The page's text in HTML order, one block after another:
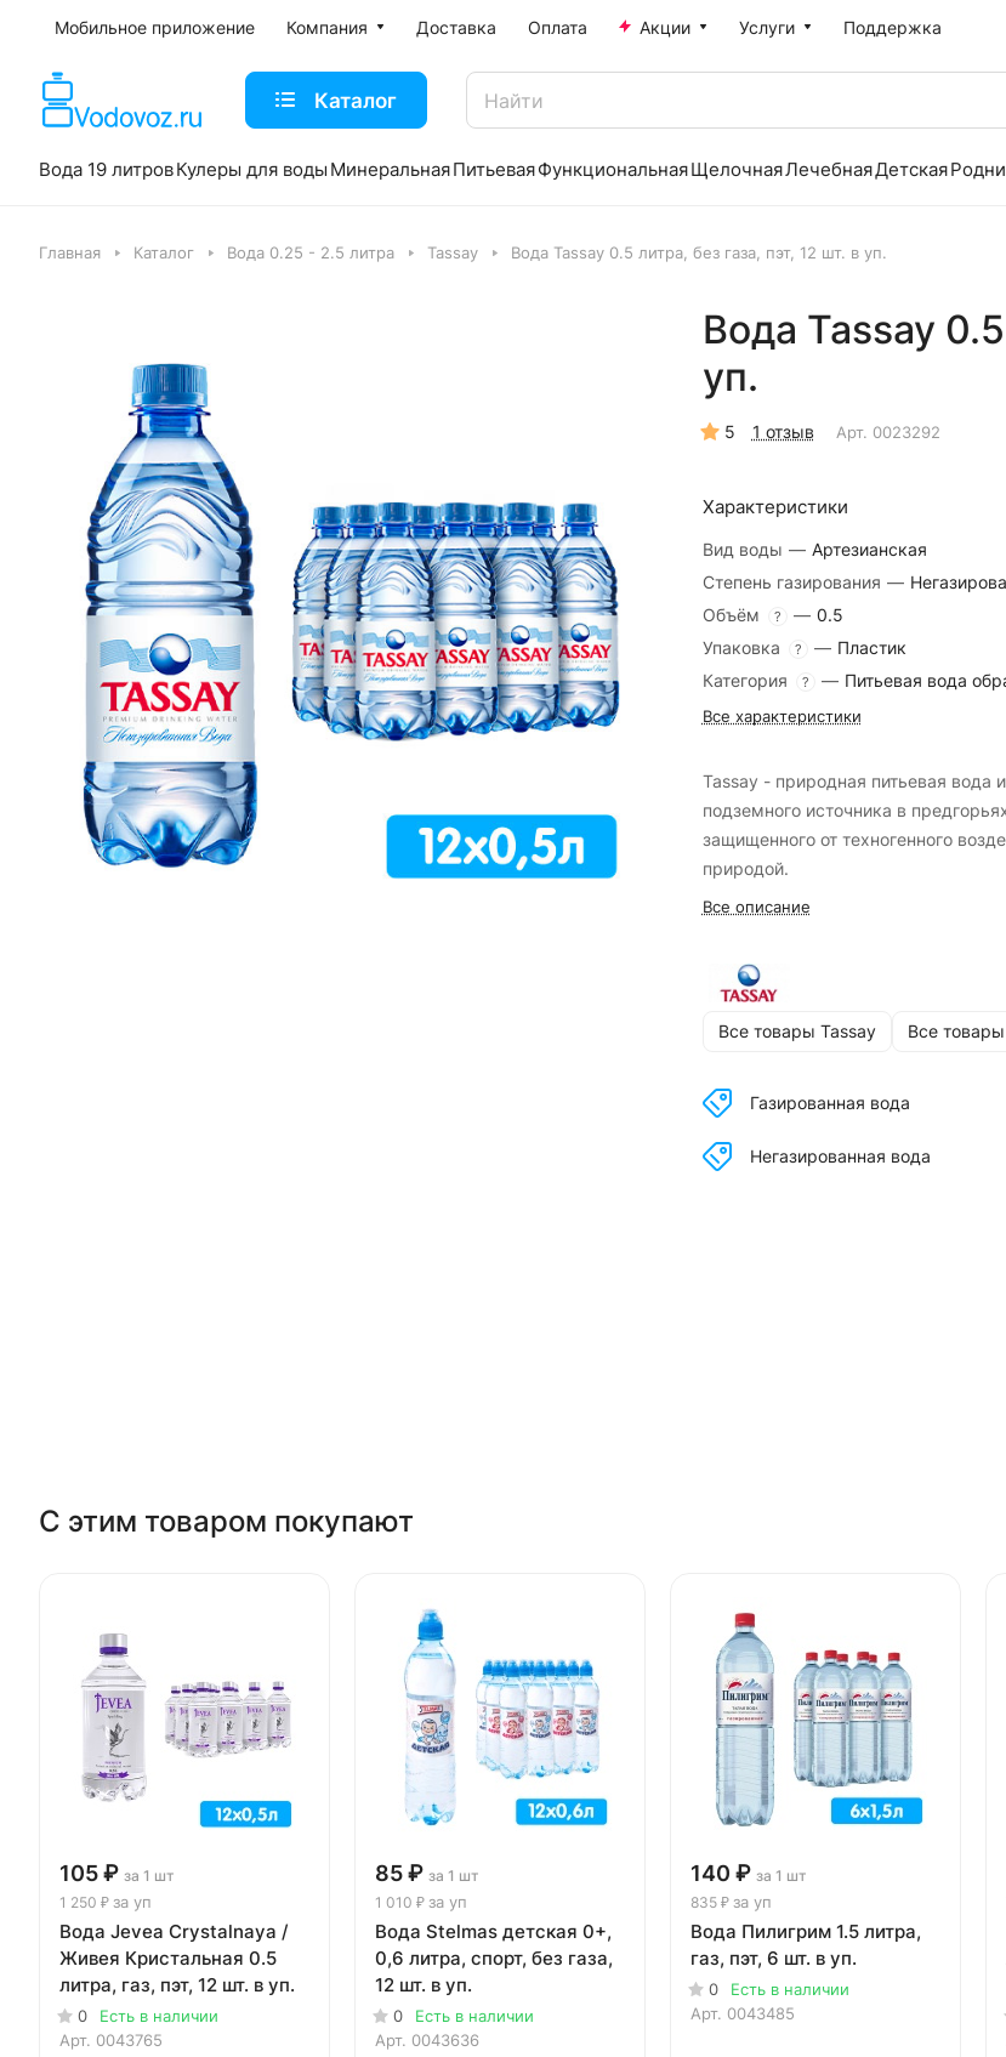
Мобильное приложение Компания Доставка Оплата Акции Услуги Поддержка
Каталог
Вода 19 литровКулеры для воды МинеральнаяПитьеваяФункциональнаяЩелочнаяЛечебнаяДетская
Главная Каталог Вода 0.25 - 2.5 литра Tassay Вода Tassay 0.5 литра, без газа, пэт, 12 шт. в уп.
Вода Tassay
уп.
5 1 отзыв Арт. 0023292
Характеристики
Вид воды — Артезианская
Степень газирования —
Объём
? — 0.5
Упаковка
? — Пластик
Категория
? — Питьевая вода
Все характеристики
Tassay - природная питьевая вода
подземного источника в
защищенного от техногенного
природой.
Все описание
Все товары Tassay Все
Газированная вода
Негазированная вода
С этим товаром покупают
105 ₽ за 1 шт
1 250 ₽ за уп
Вода Jevea Crystalnaya /
Живея Кристальная 0.5
литра, газ, пэт, 12 шт. в уп.
0
Есть в наличии
Арт. 0043765
85 ₽ за 1 шт
1 010 ₽ за уп
Вода Stelmas детская 0+,
0,6 литра, спорт, без газа,
12 шт. в уп.
0
Есть в наличии
Арт. 0043636
140 ₽ за 1 шт
835 ₽ за уп
Вода Пилигрим 1.5 литра,
газ, пэт, 6 шт. в уп.
0
Есть в наличии
Арт. 0043485